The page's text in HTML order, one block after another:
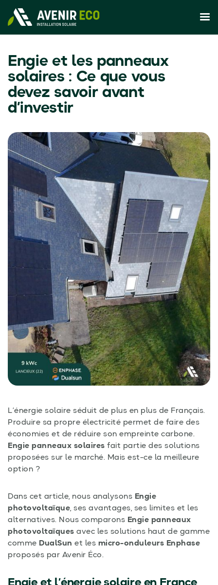
Engie et les panneaux
solaires : Ce que vous
devez savoir avant
d’investir
L’énergie solaire séduit de plus en plus de Français.
Produire sa propre électricité permet de faire des
économies et de réduire son empreinte carbone.
Engie panneaux solaires fait partie des solutions
proposées sur le marché. Mais est-ce la meilleure
option ?
Dans cet article, nous analysons Engie
photovoltaïque, ses avantages, ses limites et les
alternatives. Nous comparons Engie panneaux
photovoltaïques avec les solutions haut de gamme
comme DualSun et les micro-onduleurs Enphase
proposés par Avenir Éco.